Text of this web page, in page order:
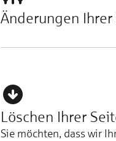
Änderungen Ihrer
Löschen Ihrer
Sie möchten, dass wir